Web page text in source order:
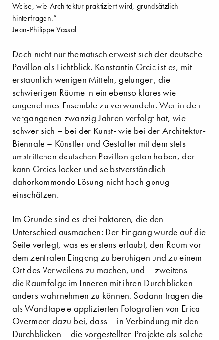
Weise, wie Architektur praktiziert wird, grundsätzlich
hinterfragen.“
Jean-Philippe Vassal
Doch nicht nur thematisch erweist sich der deutsche
Pavillon als Lichtblick. Konstantin Grcic ist es, mit
erstaunlich wenigen Mitteln, gelungen, die
schwierigen Räume in ein ebenso klares wie
angenehmes Ensemble zu verwandeln. Wer in den
vergangenen zwanzig Jahren verfolgt hat, wie
schwer sich – bei der Kunst- wie bei der Architektur-
Biennale – Künstler und Gestalter mit dem stets
umstrittenen deutschen Pavillon getan haben, der
kann Grcics locker und selbstverständlich
daherkommende Lösung nicht hoch genug
einschätzen.
Im Grunde sind es drei Faktoren, die den
Unterschied ausmachen: Der Eingang wurde auf die
Seite verlegt, was es erstens erlaubt, den Raum vor
dem zentralen Eingang zu beruhigen und zu einem
Ort des Verweilens zu machen, und – zweitens –
die Raumfolge im Inneren mit ihren Durchblicken
anders wahrnehmen zu können. Sodann tragen die
als Wandtapete applizierten Fotografien von Erica
Overmeer dazu bei, dass – in Verbindung mit den
Durchblicken – die vorgestellten Projekte als solche